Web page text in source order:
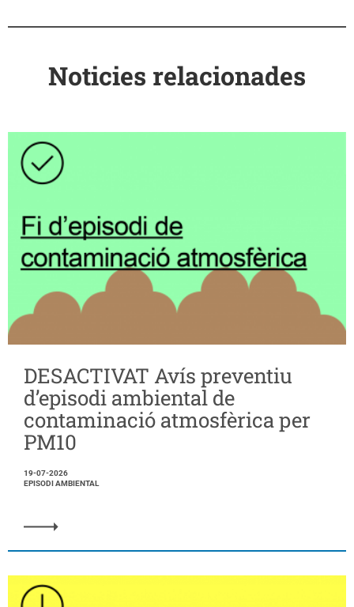
Noticies relacionades
DESACTIVAT Avís preventiu
d’episodi ambiental de
contaminació atmosfèrica per
PM10
19-07-2026
EPISODI AMBIENTAL